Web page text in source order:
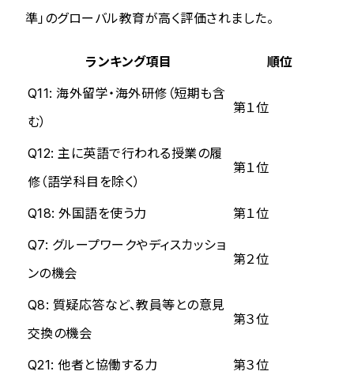
準」のグローバル教育が高く評価されました。
ランキング項目
順位
Q11: 海外留学・海外研修（短期も含
む）
第１位
Q12: 主に英語で行われる授業の履
修（語学科目を除く）
第１位
Q18: 外国語を使う力
第１位
Q7: グループワークやディスカッショ
ンの機会
第２位
Q8: 質疑応答など、教員等との意見
交換の機会
第３位
Q21: 他者と協働する力 第３位